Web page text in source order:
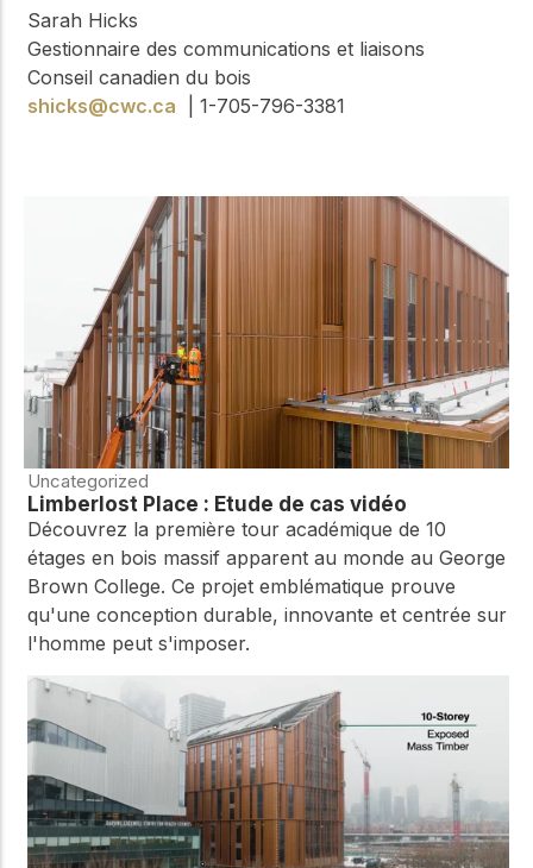
Sarah Hicks
Gestionnaire des communications et liaisons
Conseil canadien du bois
shicks@cwc.ca | 1-705-796-3381
Uncategorized
Limberlost Place : Étude de cas vidéo
Découvrez la première tour académique de 10
étages en bois massif apparent au monde au George
Brown College. Ce projet emblématique prouve
qu'une conception durable, innovante et centrée sur
l'homme peut s'imposer.